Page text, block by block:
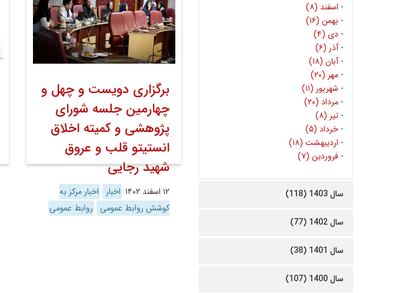
برگزاری دویست­ و چهل و
چهارمین جلسه شورای
پژوهشی و کمیته اخلاق
انستیتو قلب و عروق
شهید رجایی
۱۲ اسفند ۱۴۰۲ اخبار
اخبار مرکز به
کوشش روابط عمومی روابط عمومی
- اسفند (۸)
- بهمن (۱۶)
- دی (۴)
-آذر (۶)
-آبان (۱۸)
- مهر (۲۰)
- شهریور (۱۱)
- مرداد (۲۰)
- تیر (۸)
- خرداد (۵)
- اردیبهشت (۱۸)
- فروردین (۷)
سال 1403 (118)
سال 1402 (77)
سال 1401 (38)
سال 1400 (107)